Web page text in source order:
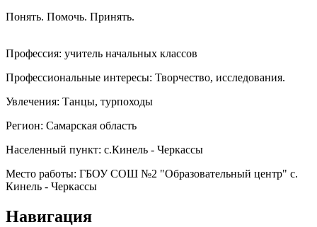
Понять. Помочь. Принять.
Профессия: учитель начальных классов
Профессиональные интересы: Творчество, исследования.
Увлечения: Танцы, турпоходы
Регион: Самарская область
Населенный пункт: с.Кинель - Черкассы
Место работы: ГБОУ СОШ №2 "Образовательный центр" с.
Кинель - Черкассы
Навигация